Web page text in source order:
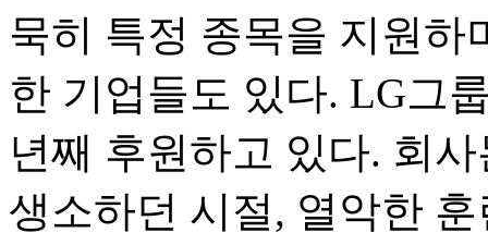
묵히 특정 종목을 지원하
한 기업들도 있다. LG그
년째 후원하고 있다. 회
생소하던 시절, 열악한